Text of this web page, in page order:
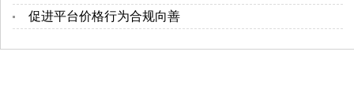
促进平台价格行为合规向善